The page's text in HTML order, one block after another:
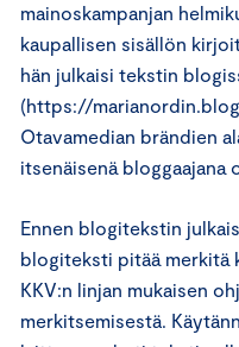
mainoskampanjan
kaupallisen sisällön
hän julkaisi tekstin
(https://
Otavamedian brändien
itsenäisenä bloggaajana
Ennen blogitekstin
blogiteksti pitää merkitä
KKV:n linjan mukaisen
merkitsemisestä.